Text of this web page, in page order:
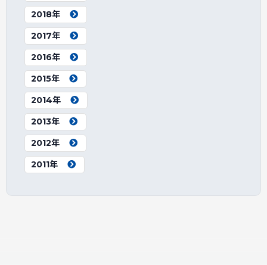
2018年
2017年
2016年
2015年
2014年
2013年
2012年
2011年